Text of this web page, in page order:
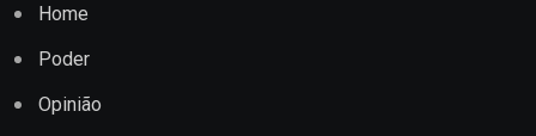
Home
Poder
Opinião